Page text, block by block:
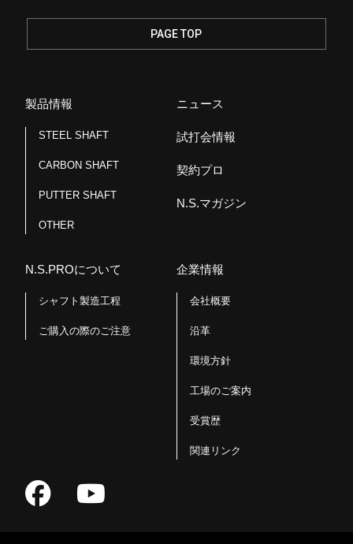
PAGE TOP
製品情報
STEEL SHAFT
CARBON SHAFT
PUTTER SHAFT
OTHER
ニュース
試打会情報
契約プロ
N.S.マガジン
N.S.PROについて
シャフト製造工程
ご購入の際のご注意
企業情報
会社概要
沿革
環境方針
工場のご案内
受賞歴
関連リンク